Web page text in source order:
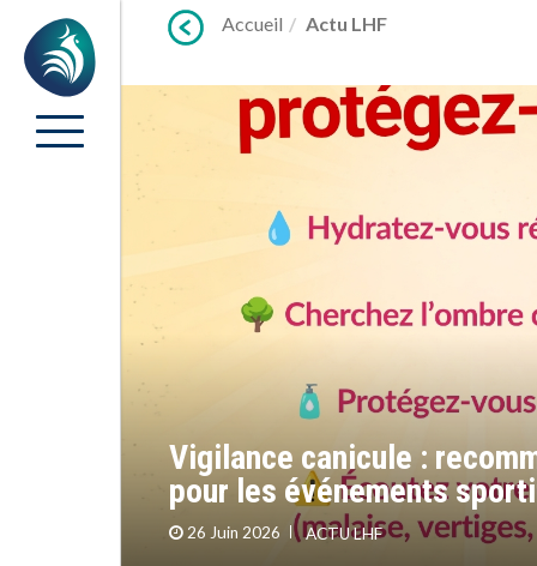
Accueil Actu LHF
Vigilance canicule :
pour les événements
26 Juin 2026 ACTU LHF